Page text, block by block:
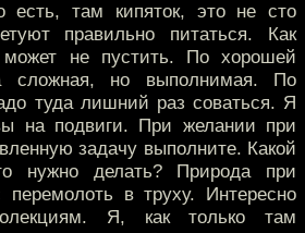
есть, там кипяток, это не сто
правильно питаться. Как
может не пустить. По хорошей
сложная, но выполнимая. По
туда лишний раз соваться. Я
на подвиги. При желании при
задачу выполните. Какой
нужно делать? Природа при
в труху. Интересно
Я, как только там